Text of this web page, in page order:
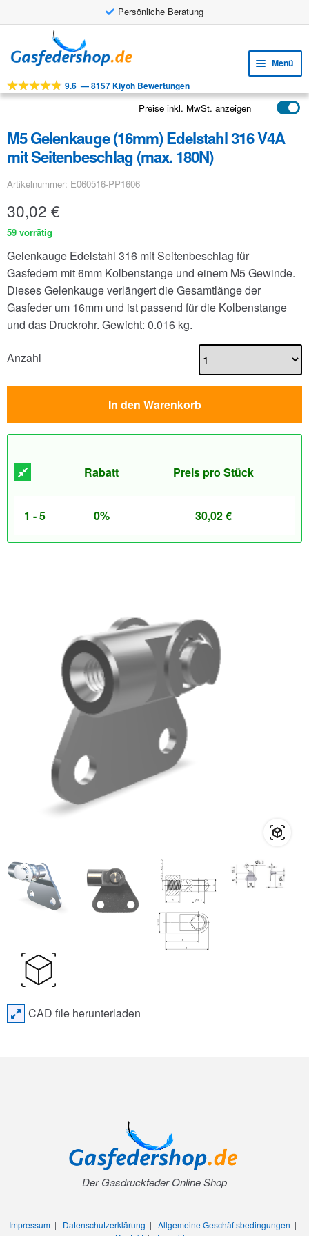
Persönliche Beratung
Navigation
springen
Inhalt
springen
Menü
Werkzeuge
Anwendungen
9.6 —8157 Kiyoh Bewertungen
Preise inkl. MwSt. anzeigen
M5 Gelenkauge (16mm) Edelstahl 316 V4A
mit Seitenbeschlag (max. 180N)
Artikelnummer: E060516-PP1606
30,02 €
59 vorrätig
Gelenkauge Edelstahl 316 mit Seitenbeschlag für
Gasfedern mit 6mm Kolbenstange und einem M5 Gewinde.
Dieses Gelenkauge verlängert die Gesamtlänge der
Gasfeder um 16mm und ist passend für die Kolbenstange
und das Druckrohr. Gewicht: 0.016 kg.
Anzahl
In den Warenkorb
Rabatt Preis pro Stück
1 - 5 0% 30,02€
CAD file herunterladen
Der Gasdruckfeder Online Shop
Impressum| Datenschutzerklärung | Allgemeine Geschäftsbedingungen |